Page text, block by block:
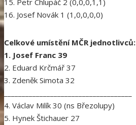
15. Petr Chlupáč 2 (0,0,0,1,1)
16. Josef Novák 1 (1,0,0,0,0)
Celkové umístění MČR jednotlivců:
1. Josef Franc 39
2. Eduard Krčmář 37
3. Zdeněk Simota 32
4. Václav Milík 30 (ns Březolupy)
5. Hynek Štichauer 27